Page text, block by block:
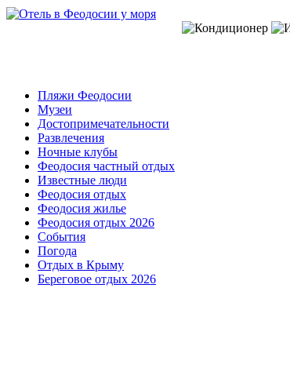
Пляжи Феодосии
Музеи
Достопримечательности
Развлечения
Ночные клубы
Феодосия частный отдых
Известные люди
Феодосия отдых
Феодосия жилье
Феодосия отдых 2026
События
Погода
Отдых в Крыму
Береговое отдых 2026